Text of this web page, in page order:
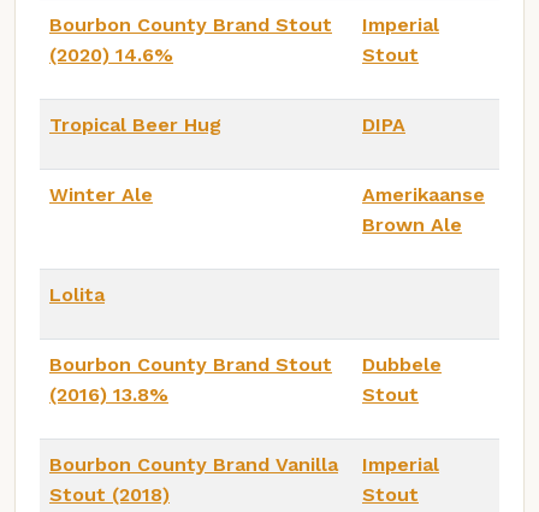
Bourbon County Brand Stout
(2020) 14.6%
Imperial
Stout
Tropical Beer Hug DIPA
Winter Ale
Amerikaanse
Brown Ale
Lolita
Bourbon County Brand Stout
(2016) 13.8%
Dubbele
Stout
Bourbon County Brand Vanilla
Stout (2018)
Imperial
Stout